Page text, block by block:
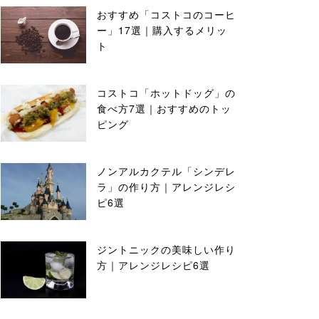
おすすめ「コストコのコーヒ
ー」17選｜購入するメリッ
ト
コストコ「ホットドッグ」の
食べ方7選｜おすすめのトッ
ピング
ノンアルカクテル「シンデレ
ラ」の作り方｜アレンジレシ
ピ6選
ジントニックの美味しい作り
方｜アレンジレシピ6選